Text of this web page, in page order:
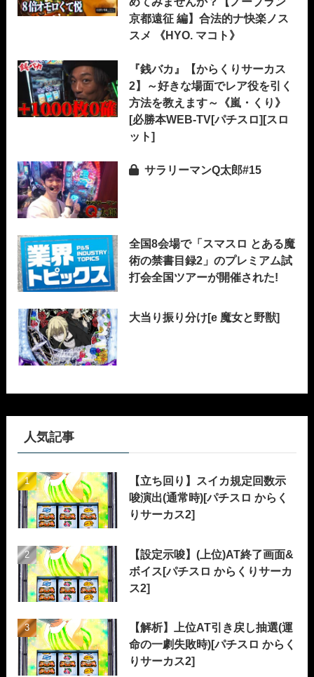
京都遠征 編】合法的ナ快楽ノス
スメ 《HYO. マコト》
『銭バカ』【からくりサーカス
2】～好きな場面でレア役を引く
方法を教えます～《嵐・くり》
[必勝本WEB-TV[パチスロ][スロ
ット]
サラリーマンQ太郎#15
全国8会場で「スマスロ とある魔
術の禁書目録2」のプレミアム試
打会全国ツアーが開催された!
大当り振り分け[e 魔女と野獣]
人気記事
【立ち回り】スイカ規定回数示
唆演出(通常時)[パチスロ からく
りサーカス2]
【設定示唆】(上位)AT終了画面&
ボイス[パチスロ からくりサーカ
ス2]
【解析】上位AT引き戻し抽選(運
命の一劇失敗時)[パチスロ からく
りサーカス2]